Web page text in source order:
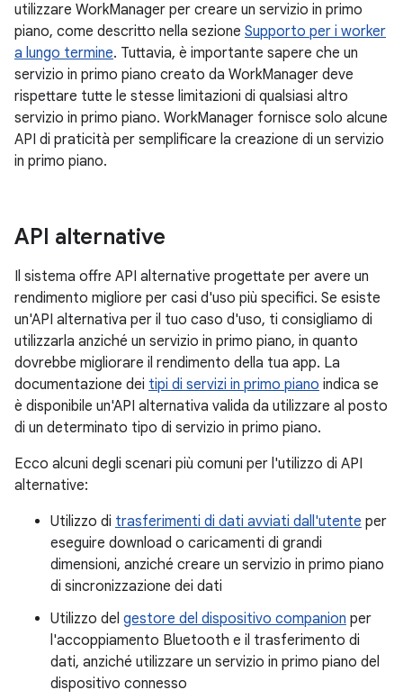
utilizzare WorkManager per creare un servizio in primo
piano, come descritto nella sezione Supporto per i worker
a lungo termine. Tuttavia, è importante sapere che un
servizio in primo piano creato da WorkManager deve
rispettare tutte le stesse limitazioni di qualsiasi altro
servizio in primo piano. WorkManager fornisce solo alcune
API di praticità per semplificare la creazione di un servizio
in primo piano.
API alternative
Il sistema offre API alternative progettate per avere un
rendimento migliore per casi d'uso più specifici. Se esiste
un'API alternativa per il tuo caso d'uso, ti consigliamo di
utilizzarla anziché un servizio in primo piano, in quanto
dovrebbe migliorare il rendimento della tua app. La
documentazione dei tipi di servizi in primo piano indica se
è disponibile un'API alternativa valida da utilizzare al posto
di un determinato tipo di servizio in primo piano.
Ecco alcuni degli scenari più comuni per l'utilizzo di API
alternative:
Utilizzo di trasferimenti di dati avviati dall'utente per
eseguire download o caricamenti di grandi
dimensioni, anziché creare un servizio in primo piano
di sincronizzazione dei dati
Utilizzo del gestore del dispositivo companion per
l'accoppiamento Bluetooth e il trasferimento di
dati, anziché utilizzare un servizio in primo piano del
dispositivo connesso